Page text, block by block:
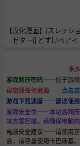
【汉化漫画】[スレッシ
ゼター)] どすけべア
永
游戏解压密码——位于游戏
帮您找任何资源——点击
游戏下载速度——建议使用
游戏安全性——本站游戏压
决方案扫描，请确保电脑
电脑安全建议——请使用正
会，请尽量使用卡巴斯基